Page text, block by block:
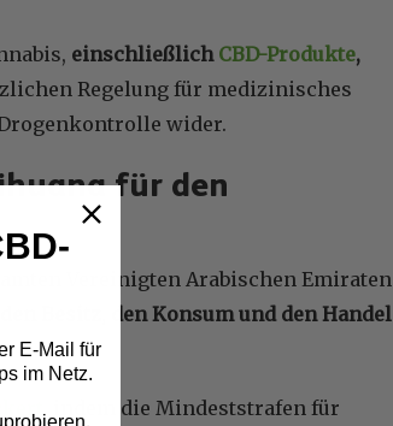
einschließlich CBD-Produkte,
Regelung für medizinisches
wider.
für den
Vereinigten Arabischen Emiraten
Besitz, den Konsum und den Handel
, indem die Mindeststrafen für
E-Mail für
im Netz.